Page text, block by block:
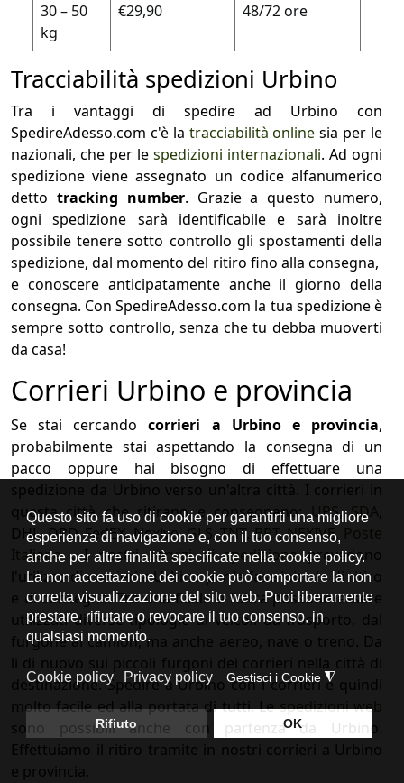
30 – 50
kg
€29,90 48/72 ore
Tracciabilità spedizioni Urbino
Tra i vantaggi di spedire ad Urbino con
SpedireAdesso.com c'è la tracciabilità online sia per le
nazionali, che per le spedizioni internazionali. Ad ogni
spedizione viene assegnato un codice alfanumerico
detto tracking number. Grazie a questo numero,
ogni spedizione sarà identificabile e sarà inoltre
possibile tenere sotto controllo gli spostamenti della
spedizione, dal momento del ritiro fino alla consegna,
e conoscere anticipatamente anche il giorno della
consegna. Con SpedireAdesso.com la tua spedizione è
sempre sotto controllo, senza che tu debba muoverti
da casa!
Corrieri Urbino e provincia
Se stai cercandocorrieri a Urbino e provincia,
probabilmente stai aspettando la consegna di un
pacco oppure hai bisogno di effettuare una
spedizione da Urbino verso un'altra città. I corrieri in
questa città che ritirano e consegnano:UPS,SDA,
DHL, DPD, FedEX, Nexive,GLS,TNT,BRT,NEXIVE, Poste
Italiane. I nostriservizi di spedizioneprevedono
l'utilizzo di corrieri a Urbino per la fase iniziale di ritiro
e di consegna. Tra una filiale e l'altra possono essere
utilizzati diverse tipologie di veicoli da trasporto, dal
furgone al camion, ma anche aereo, nave o treno. Da
li di nuovo sui piccoli furgoni dei corrieri nella città di
destinazione. Spedire a Urbino con i corrieri e quindi
molto facile ed alla portata di tutti. Lespedizioni web
sono possibili anche con partenza da Urbino.
Effettuiamo il ritiro tramite in nostri corrieri a Urbino
e provincia.